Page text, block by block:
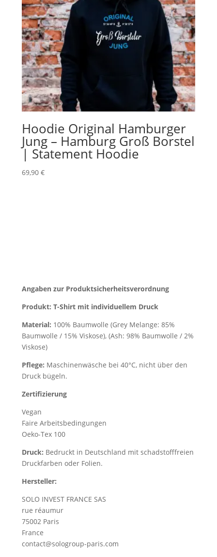
Hoodie Original Hamburger
Jung – Hamburg Groß Borstel
| Statement Hoodie
69,90 €
Angaben zur Produktsicherheitsverordnung
Produkt: T-Shirt mit individuellem Druck
Material: 100% Baumwolle (Grey Melange: 85%
Baumwolle / 15% Viskose), (Ash: 98% Baumwolle / 2%
Viskose)
Pflege: Maschinenwäsche bei 40°C, nicht über den
Druck bügeln.
Zertifizierung
Vegan
Faire Arbeitsbedingungen
Oeko-Tex 100
Druck: Bedruckt in Deutschland mit schadstofffreien
Druckfarben oder Folien.
Hersteller:
SOLO INVEST FRANCE SAS
rue réaumur
75002 Paris
France
contact@sologroup-paris.com